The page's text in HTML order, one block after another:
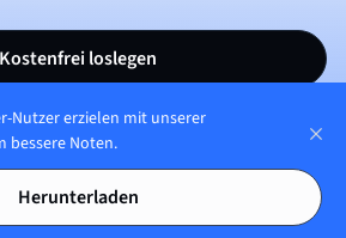
Kostenfrei loslegen
Nutzer erzielen mit unserer
bessere Noten.
Herunterladen